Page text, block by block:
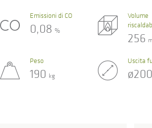
Emissioni di CO
0,08 %
Volume
256
Peso
190 kg
Uscita
ø200